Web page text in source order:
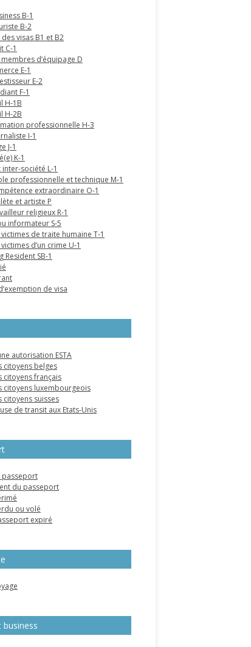
B-1
B-2
visas B1 et B2
C-1
d’équipage D
E-1
E-2
F-1
H-1B
H-2B
professionnelle H-3
I-1
J-1
K-1
société L-1
professionnelle et technique M-1
extraordinaire O-1
et artiste P
religieux R-1
informateur S-5
de traite humaine T-1
d’un crime U-1
Resident SB-1
de visa
autorisation ESTA
citoyens belges
citoyens français
citoyens luxembourgeois
citoyens suisses
de transit aux Etats-Unis
passeport
du passeport
ou volé
expiré
business